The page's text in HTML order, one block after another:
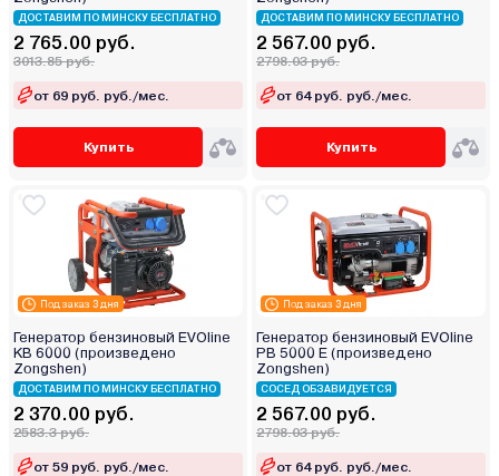
ДОСТАВИМ ПО МИНСКУ БЕСПЛАТНО
2 765.00 руб.
3013.85 руб.
от 69 руб. руб./мес.
Купить
ДОСТАВИМ ПО МИНСКУ БЕСПЛАТНО
2 567.00 руб.
2798.03 руб.
от 64 руб. руб./мес.
Купить
Под заказ 3 дня
Генератор бензиновый EVOline
KB 6000 (произведено
Zongshen)
ДОСТАВИМ ПО МИНСКУ БЕСПЛАТНО
2 370.00 руб.
2583.3 руб.
от 59 руб. руб./мес.
Под заказ 3 дня
Генератор бензиновый EVOline
PB 5000 E (произведено
Zongshen)
СОСЕД ОБЗАВИДУЕТСЯ
2 567.00 руб.
2798.03 руб.
от 64 руб. руб./мес.